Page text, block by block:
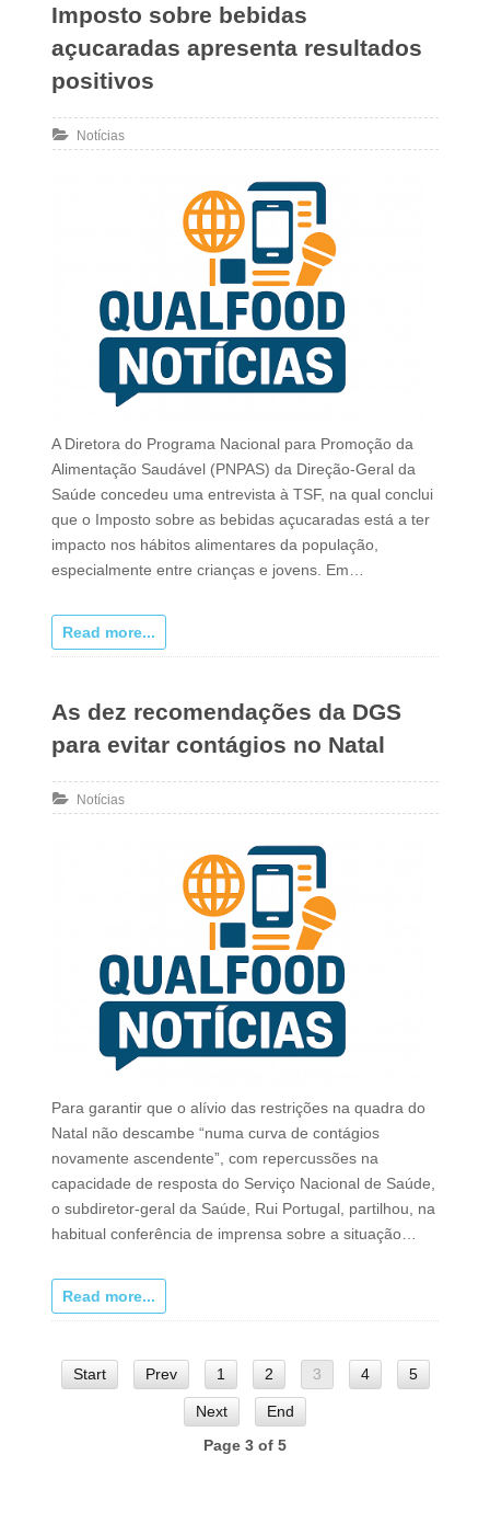
Imposto sobre bebidas
açucaradas apresenta resultados
positivos
Notícias
A Diretora do Programa Nacional para Promoção da
Alimentação Saudável (PNPAS) da Direção-Geral da
Saúde concedeu uma entrevista à TSF, na qual conclui
que o Imposto sobre as bebidas açucaradas está a ter
impacto nos hábitos alimentares da população,
especialmente entre crianças e jovens. Em…
Read more...
As dez recomendações da DGS
para evitar contágios no Natal
Notícias
Para garantir que o alívio das restrições na quadra do
Natal não descambe “numa curva de contágios
novamente ascendente”, com repercussões na
capacidade de resposta do Serviço Nacional de Saúde,
o subdiretor-geral da Saúde, Rui Portugal, partilhou, na
habitual conferência de imprensa sobre a situação…
Read more...
Start Prev 1 2 3 4 5
Next
End
Page 3 of 5